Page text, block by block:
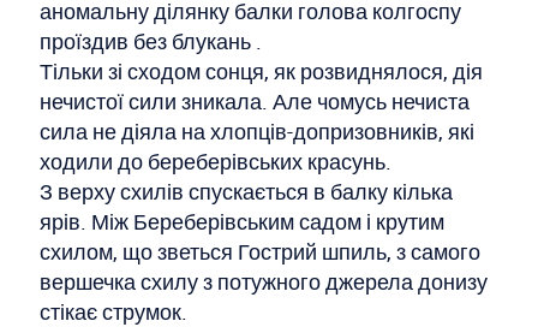
аномальну ділянку балки голова колгоспу
проїздив без блукань .
Тільки зі сходом сонця, як розвиднялося, дія
нечистої сили зникала. Але чомусь нечиста
сила не діяла на хлопців-допризовників, які
ходили до береберівських красунь.
З верху схилів спускається в балку кілька
ярів. Між Береберівським садом і крутим
схилом, що зветься Гострий шпиль, з самого
вершечка схилу з потужного джерела донизу
стікає струмок.